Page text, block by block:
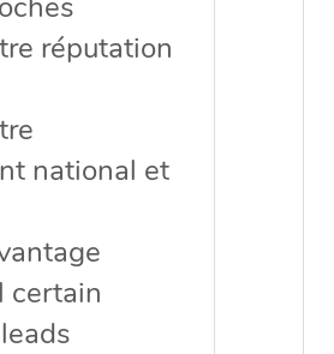
réputation
national et
certain